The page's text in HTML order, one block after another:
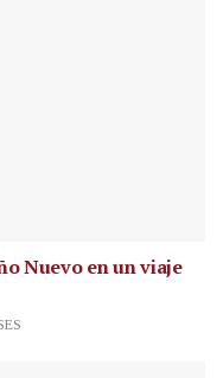
Nuevo en un viaje